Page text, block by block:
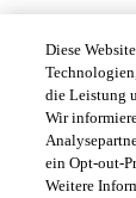
Politique
Impressum
Cookie
Privacy
Rakuten
More
Diese
die Leistung
Wir
ein Opt-out-
Weitere